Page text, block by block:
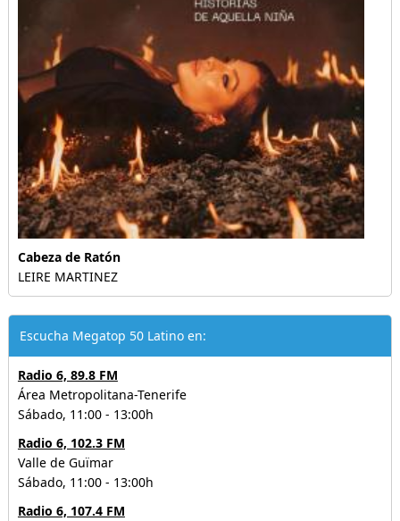
Cabeza de Ratón
LEIRE MARTINEZ
Escucha Megatop 50 Latino en:
Radio 6, 89.8 FM
Área Metropolitana-Tenerife
Sábado, 11:00 - 13:00h
Radio 6, 102.3 FM
Valle de Guïmar
Sábado, 11:00 - 13:00h
Radio 6, 107.4 FM